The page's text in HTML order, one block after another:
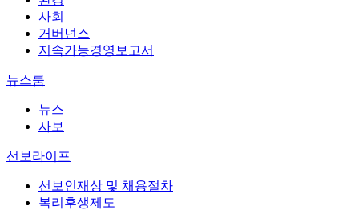
사회
거버넌스
지속가능경영보고서
뉴스룸
뉴스
사보
선보라이프
선보인재상 및 채용절차
복리후생제도